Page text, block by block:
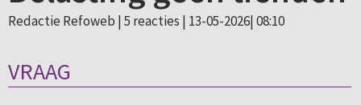
Redactie Refoweb | 5 reacties | 13-05-2026| 08:10
VRAAG